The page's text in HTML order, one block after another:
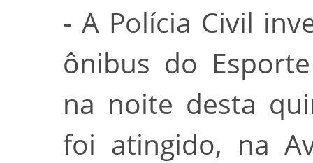
- A Polícia Civil
ônibus do
na noite desta
foi atingido, na